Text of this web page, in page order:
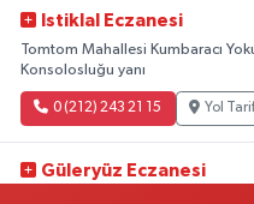
Istiklal Eczanesi
Tomtom Mahallesi Kumbaracı
Konsolosluğu yanı
0 (212) 243 21 15 Yol
Güleryüz Eczanesi